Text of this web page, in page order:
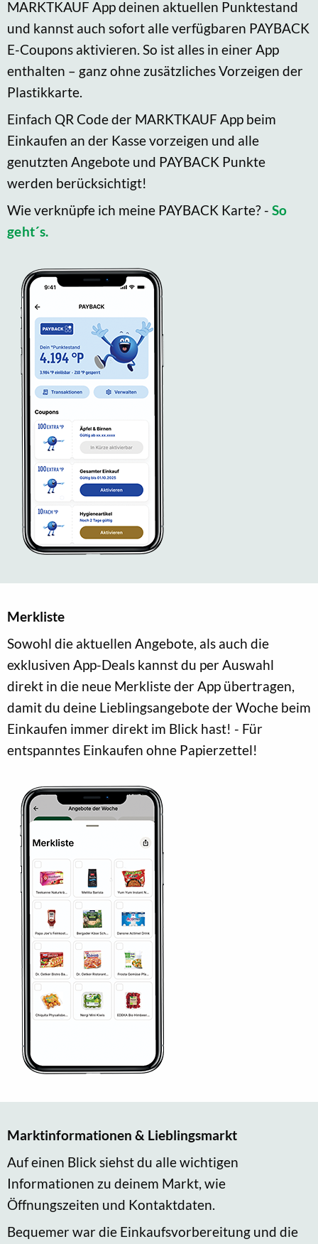
MARKTKAUF App deinen aktuellen Punktestand
und kannst auch sofort alle verfügbaren PAYBACK
E-Coupons aktivieren. So ist alles in einer App
enthalten – ganz ohne zusätzliches Vorzeigen der
Plastikkarte.
Einfach QR Code der MARKTKAUF App beim
Einkaufen an der Kasse vorzeigen und alle
genutzten Angebote und PAYBACK Punkte
werden berücksichtigt!
Wie verknüpfe ich meine PAYBACK Karte? - So
geht´s.
Merkliste
Sowohl die aktuellen Angebote, als auch die
exklusiven App-Deals kannst du per Auswahl
direkt in die neue Merkliste der App übertragen,
damit du deine Lieblingsangebote der Woche beim
Einkaufen immer direkt im Blick hast! - Für
entspanntes Einkaufen ohne Papierzettel!
Marktinformationen & Lieblingsmarkt
Auf einen Blick siehst du alle wichtigen
Informationen zu deinem Markt, wie
Öffnungszeiten und Kontaktdaten.
Bequemer war die Einkaufsvorbereitung und die